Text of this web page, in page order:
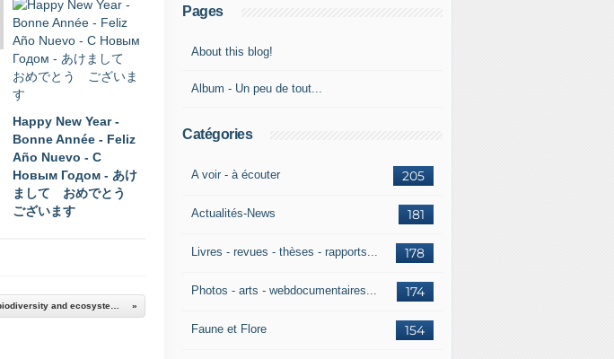
Happy New Year -
Bonne Année - Feliz
Año Nuevo - С
Новым Годом - あけ
まして おめでとう
ございます
Pages
About this blog!
Album - Un peu de tout...
Catégories
205
A voir - à écouter
181
Actualités-News
178
Livres - revues - thèses - rapports...
174
Photos - arts - webdocumentaires...
154
Faune et Flore